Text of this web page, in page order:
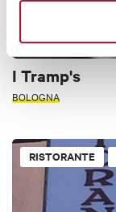
I Tramp's
BOLOGNA
RISTORANTE